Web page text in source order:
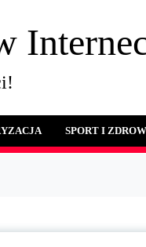
SPORT I